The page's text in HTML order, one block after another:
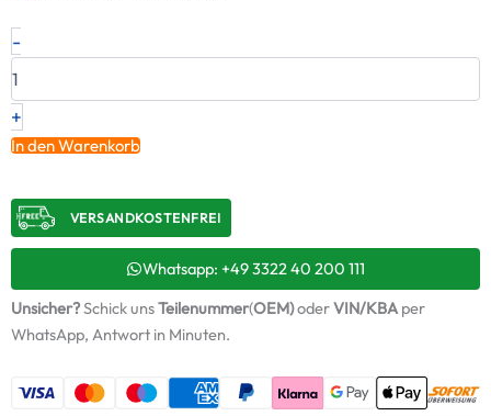
-
Neuer
Original
MAN
–
51091007615
ABS855
+
Starter-
Menge
+
In den Warenkorb
VERSANDKOSTENFREI​
Whatsapp: +49 3322 40 200 111
Unsicher?Schick unsTeilenummer(OEM)oderVIN/KBAper
WhatsApp, Antwort in Minuten.